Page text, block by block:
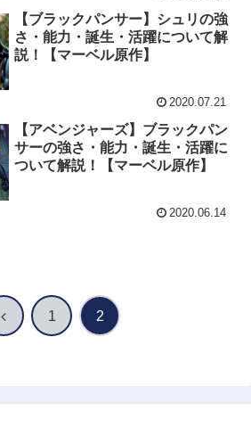
【ブラックパンサー】シュリの強
さ・能力・誕生・活躍について解
説！【マーベル原作】
2020.07.21
【アベンジャーズ】ブラックパン
サーの強さ・能力・誕生・活躍に
ついて解説！【マーベル原作】
2020.06.14
前 1 2